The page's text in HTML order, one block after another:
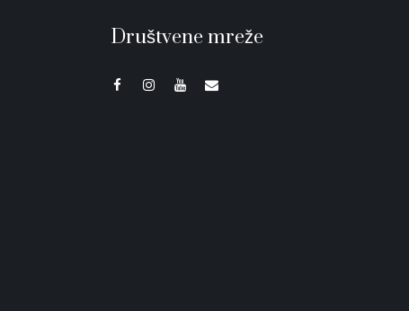
Društvene mreže